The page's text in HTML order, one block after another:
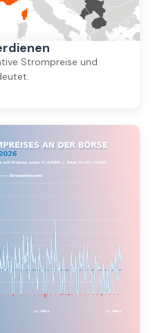
Strompreise und